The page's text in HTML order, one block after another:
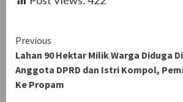
Continue
Reading
Previous
Lahan 90 Hektar Milik Warga Diduga
Anggota DPRD dan Istri Kompol,
Ke Propam